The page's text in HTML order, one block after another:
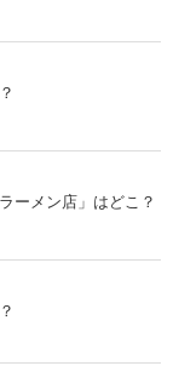
ーメン店」はどこ？